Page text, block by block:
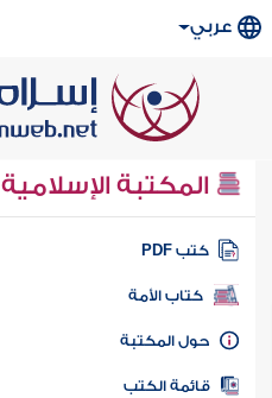
عربي
المكتبة الإسلامية
كتب PDF
كتاب الأمة
المكتبة